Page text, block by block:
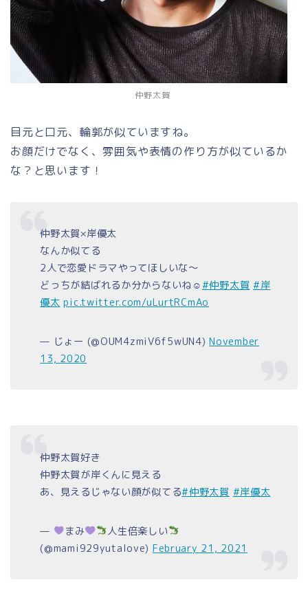
仲野太賀
目元と口元、輪郭が似ていますね。
お顔だけでなく、雰囲気や表情の作り方が似ているか
な？と思います！
仲野太賀×岸優太
なんか似てる
2人で恋愛ドラマやってほしいな〜
どっちが結ばれるか分からないね☺︎#仲野太賀 #岸
優太 pic.twitter.com/uLurtRCmAo
— じょー (@OUM4zmiV6f5wUN4)November
13, 2020
仲野太賀好き
仲野太賀が岸くんに見える
あ、見えるじゃない顔が似てる#仲野太賀 #岸優太
— まみ
人生倍楽しい
(@mami929yutalove) February 21, 2021